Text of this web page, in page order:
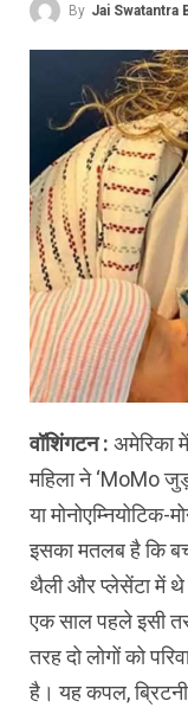
By Jai Swatantra
वॉशिंगटन : अमेरिका
महिला ने ‘MoMo
या मोनोएम्नियोटिक-
इसका मतलब है कि
थैली और प्लेसेंटा में
एक साल पहले इसी
तरह दो लोगों को
है। यह कपल,